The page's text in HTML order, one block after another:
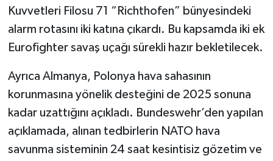
Kuvvetleri Filosu 71 “Richthofen” bünyesindeki
alarm rotasını iki katına çıkardı. Bu kapsamda iki ek
Eurofighter savaş uçağı sürekli hazır bekletilecek.
Ayrıca Almanya, Polonya hava sahasının
korunmasına yönelik desteğini de 2025 sonuna
kadar uzattığını açıkladı. Bundeswehr’den yapılan
açıklamada, alınan tedbirlerin NATO hava
savunma sisteminin 24 saat kesintisiz gözetim ve